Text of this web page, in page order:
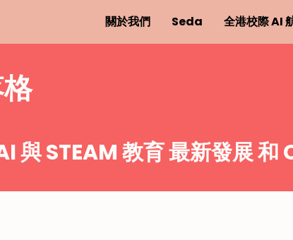
關於我們 Seda 全港校際 AI
與 STEAM 教育 最新發展